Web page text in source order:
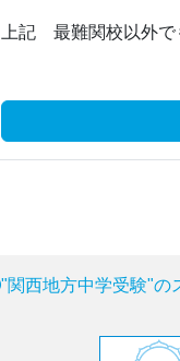
上記 最難関校以外で
"関西地方中学受験"の